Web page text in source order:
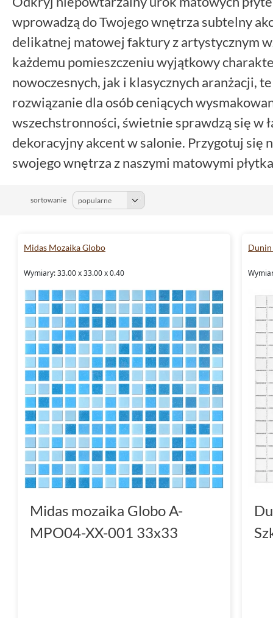
wprowadzą do Twojego wnętrza subtelny
delikatnej matowej faktury z artystycznym
każdemu pomieszczeniu wyjątkowy
nowoczesnych, jak i klasycznych aranżacji,
rozwiązanie dla osób ceniących
wszechstronności, świetnie sprawdzą się w
dekoracyjny akcent w salonie. Przygotuj się
swojego wnętrza z naszymi matowymi
sortowanie
Midas Mozaika Globo
Wymiary: 33.00 x 33.00 x 0.40
Midas mozaika Globo A-
MPO04-XX-001 33x33
Dunin